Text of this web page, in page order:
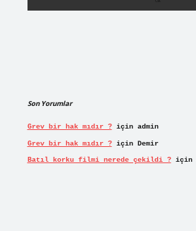
Son Yorumlar
Grev bir hak mıdır ?için admin
Grev bir hak mıdır ?için Demir
Batıl korku filmi nerede çekildi ?için